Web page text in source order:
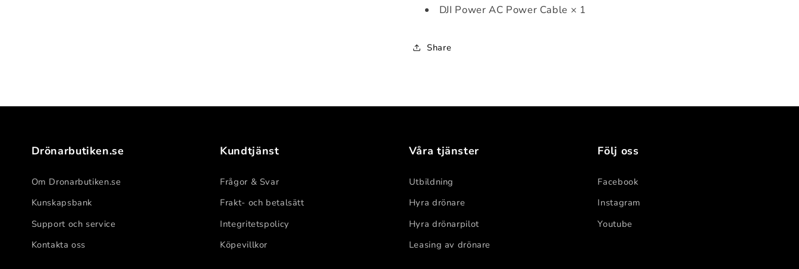
DJI Power AC Power Cable × 1
Share
Drönarbutiken.se
Om Dronarbutiken.se
Kunskapsbank
Support och service
Kontakta oss
Kundtjänst
Frågor & Svar
Frakt- och betalsätt
Integritetspolicy
Köpevillkor
Våra tjänster
Utbildning
Hyra drönare
Hyra drönarpilot
Leasing av drönare
Följ oss
Facebook
Instagram
Youtube